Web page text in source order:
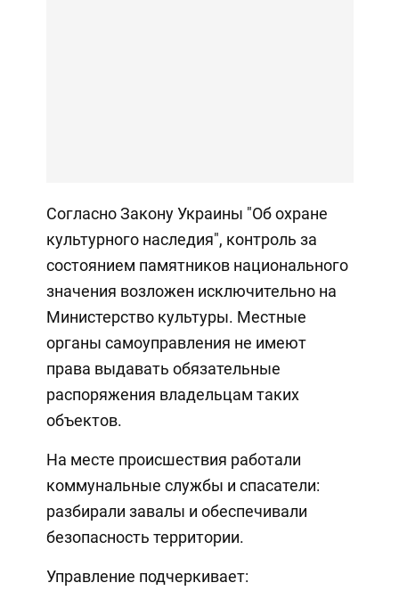
Согласно Закону Украины "Об охране
культурного наследия", контроль за
состоянием памятников национального
значения возложен исключительно на
Министерство культуры. Местные
органы самоуправления не имеют
права выдавать обязательные
распоряжения владельцам таких
объектов.
На месте происшествия работали
коммунальные службы и спасатели:
разбирали завалы и обеспечивали
безопасность территории.
Управление подчеркивает: